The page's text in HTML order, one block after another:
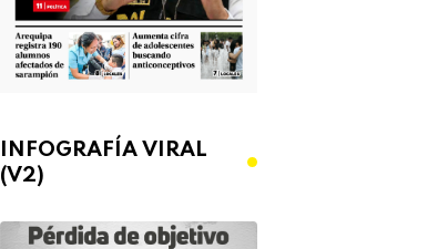
INFOGRAFÍA VIRAL
(V2)